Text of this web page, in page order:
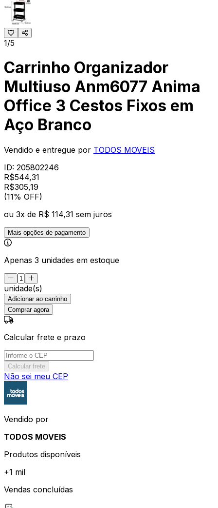
1/5
Carrinho Organizador
Multiuso Anm6077 Anima
Office 3 Cestos Fixos em
Aço Branco
Vendido e entregue por TODOS MOVEIS
ID: 205802246
R$544,31
R$305,19
(11% OFF)
ou 3x de R$ 114,31 sem juros
Mais opções de pagamento
Apenas 3 unidades em estoque
unidade(s)
Adicionar ao carrinho
Comprar agora
Calcular frete e prazo
Calcular frete
Não sei meu CEP
Vendido por
TODOS MOVEIS
Produtos disponíveis
+1 mil
Vendas concluídas